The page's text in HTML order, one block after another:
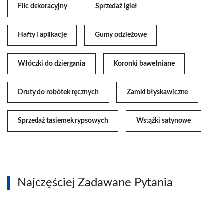
Filc dekoracyjny Sprzedaż igieł
Hafty i aplikacje Gumy odzieżowe
Włóczki do dziergania Koronki bawełniane
Druty do robótek ręcznych Zamki błyskawiczne
Sprzedaż tasiemek rypsowych Wstążki satynowe
Najczęściej Zadawane Pytania